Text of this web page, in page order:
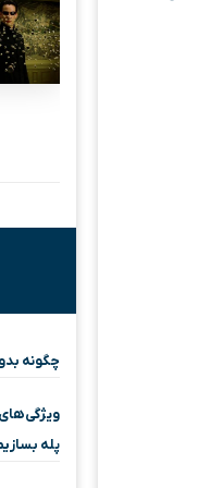
چگونه
پله